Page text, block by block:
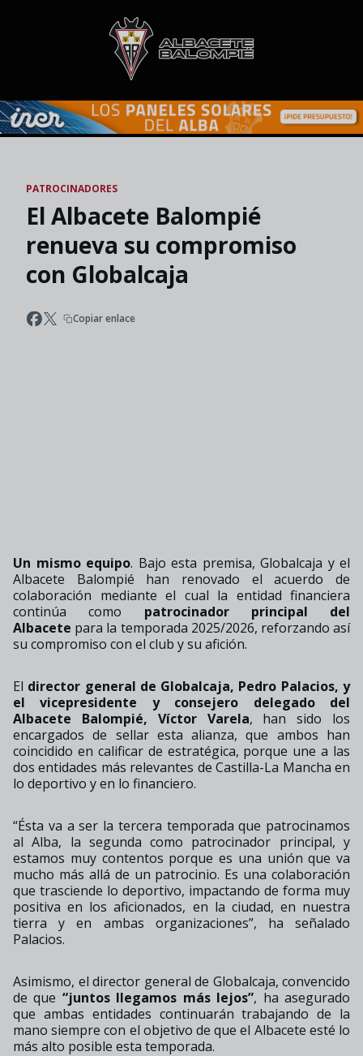
Skip to main content
PATROCINADORES
El Albacete Balompié
renueva su compromiso
con Globalcaja
Copiar enlace
Un mismo equipo. Bajo esta premisa, Globalcaja y el
Albacete Balompié han renovado el acuerdo de
colaboración mediante el cual la entidad financiera
continúa como patrocinador principal del
Albacete para la temporada 2025/2026, reforzando así
su compromiso con el club y su afición.
El director general de Globalcaja, Pedro Palacios, y
el vicepresidente y consejero delegado del
Albacete Balompié, Víctor Varela, han sido los
encargados de sellar esta alianza, que ambos han
coincidido en calificar de estratégica, porque une a las
dos entidades más relevantes de Castilla-La Mancha en
lo deportivo y en lo financiero.
“Ésta va a ser la tercera temporada que patrocinamos
al Alba, la segunda como patrocinador principal, y
estamos muy contentos porque es una unión que va
mucho más allá de un patrocinio. Es una colaboración
que trasciende lo deportivo, impactando de forma muy
positiva en los aficionados, en la ciudad, en nuestra
tierra y en ambas organizaciones”, ha señalado
Palacios.
Asimismo, el director general de Globalcaja, convencido
de que “juntos llegamos más lejos”, ha asegurado
que ambas entidades continuarán trabajando de la
mano siempre con el objetivo de que el Albacete esté lo
más alto posible esta temporada.